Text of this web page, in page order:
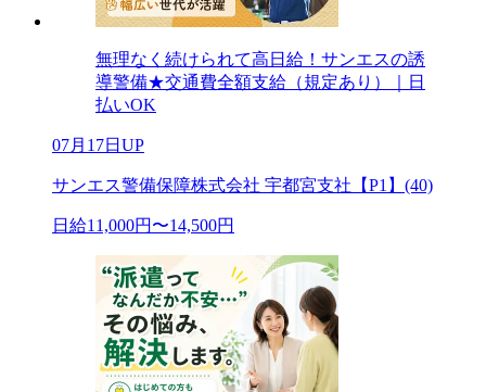
無理なく続けられて高日給！サンエスの誘
導警備★交通費全額支給（規定あり）｜日
払いOK
07月17日UP
サンエス警備保障株式会社 宇都宮支社【P1】(40)
日給11,000円〜14,500円